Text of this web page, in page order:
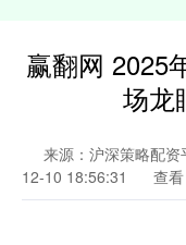
赢翻网 2025
场龙
来源：沪深策略配资
12-10 18:56:31
查